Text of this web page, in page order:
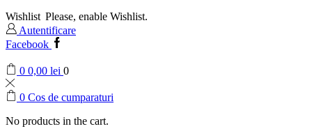
Wishlist Please, enable Wishlist.
Autentificare
Facebook
0 0,00 lei 0
0 Cos de cumparaturi
No products in the cart.